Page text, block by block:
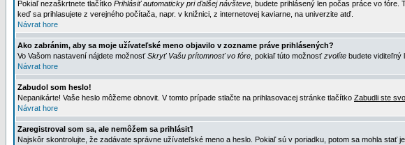
Pokiaľ nezaškrtnete tlačítko Prihlásiť automaticky pri ďalšej návšteve , budete prihlásený len počas práce vo
keď sa prihlasujete z verejného počítača, napr. v knižnici, z internetovej kaviarne, na univerzite atď.
Návrat hore
Ako zabránim, aby sa moje užívateľské meno objavilo v zozname práve prihlásených?
Vo Vašom nastavení nájdete možnosťSkryť Vašu prítomnosť vo fóre , pokiaľ túto možnosťzvolíte budete viditeľný
Návrat hore
Zabudol som heslo!
Nepanikárte! Vaše heslo môžeme obnovit. V tomto prípade stlačte na prihlasovacej stránke tlačítko Zabudli ste
Návrat hore
Zaregistroval som sa, ale nemôžem sa prihlásiť!
Najskôr skontrolujte, že zadávate správne užívateľské meno a heslo. Pokiaľ sú v poriadku, potom sa mohla stať